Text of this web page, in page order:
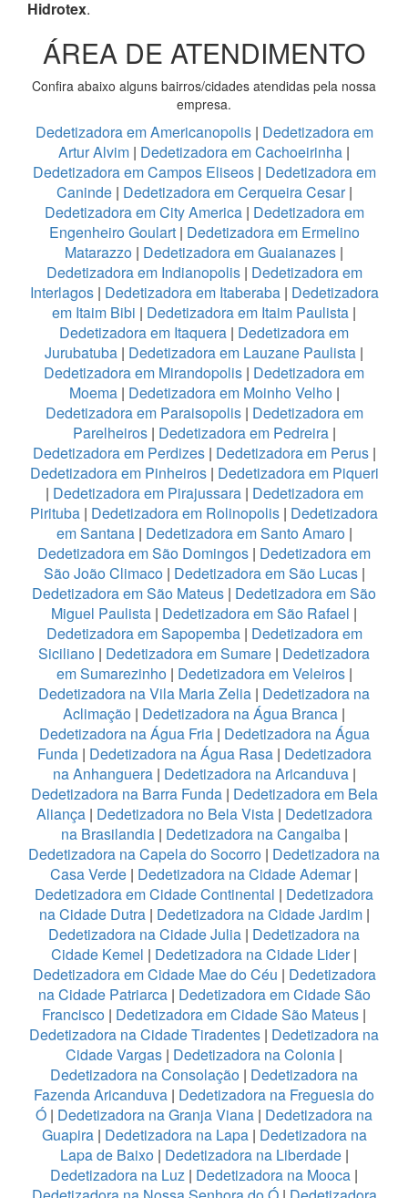
Hidrotex.
ÁREA DE ATENDIMENTO
Confira abaixo alguns bairros/cidades atendidas pela nossa
empresa.
Dedetizadora em Americanopolis | Dedetizadora em
Artur Alvim | Dedetizadora em Cachoeirinha |
Dedetizadora em Campos Eliseos | Dedetizadora em
Caninde| Dedetizadora em Cerqueira Cesar|
Dedetizadora em City America | Dedetizadora em
Engenheiro Goulart | Dedetizadora em Ermelino
Matarazzo | Dedetizadora em Guaianazes |
Dedetizadora em Indianopolis| Dedetizadora em
Interlagos| Dedetizadora em Itaberaba| Dedetizadora
em Itaim Bibi | Dedetizadora em Itaim Paulista |
Dedetizadora em Itaquera | Dedetizadora em
Jurubatuba | Dedetizadora em Lauzane Paulista |
Dedetizadora em Mirandopolis | Dedetizadora em
Moema| Dedetizadora em Moinho Velho |
Dedetizadora em Paraisopolis| Dedetizadora em
Parelheiros| Dedetizadora em Pedreira|
Dedetizadora em Perdizes| Dedetizadora em Perus|
Dedetizadora em Pinheiros| Dedetizadora em Piqueri
| Dedetizadora em Pirajussara| Dedetizadora em
Pirituba | Dedetizadora em Rolinopolis | Dedetizadora
em Santana| Dedetizadora em Santo Amaro|
Dedetizadora em São Domingos | Dedetizadora em
São João Climaco| Dedetizadora em São Lucas|
Dedetizadora em São Mateus | Dedetizadora em São
Miguel Paulista | Dedetizadora em São Rafael |
Dedetizadora em Sapopemba | Dedetizadora em
Siciliano | Dedetizadora em Sumare | Dedetizadora
em Sumarezinho| Dedetizadora em Veleiros|
Dedetizadora na Vila Maria Zelia | Dedetizadora na
Aclimação | Dedetizadora na Água Branca |
Dedetizadora na Água Fria| Dedetizadora na Água
Funda| Dedetizadora na Água Rasa | Dedetizadora
na Anhanguera| Dedetizadora na Aricanduva|
Dedetizadora na Barra Funda | Dedetizadora em Bela
Aliança | Dedetizadora no Bela Vista| Dedetizadora
na Brasilandia| Dedetizadora na Cangaiba|
Dedetizadora na Capela do Socorro | Dedetizadora na
Casa Verde | Dedetizadora na Cidade Ademar|
Dedetizadora em Cidade Continental | Dedetizadora
na Cidade Dutra | Dedetizadora na Cidade Jardim|
Dedetizadora na Cidade Julia | Dedetizadora na
Cidade Kemel | Dedetizadora na Cidade Lider|
Dedetizadora em Cidade Mae do Céu | Dedetizadora
na Cidade Patriarca| Dedetizadora em Cidade São
Francisco | Dedetizadora em Cidade São Mateus |
Dedetizadora na Cidade Tiradentes | Dedetizadora na
Cidade Vargas | Dedetizadora na Colonia |
Dedetizadora na Consolação | Dedetizadora na
Fazenda Aricanduva | Dedetizadora na Freguesia do
Ó | Dedetizadora na Granja Viana | Dedetizadora na
Guapira| Dedetizadora na Lapa| Dedetizadora na
Lapa de Baixo | Dedetizadora na Liberdade |
Dedetizadora na Luz | Dedetizadora na Mooca |